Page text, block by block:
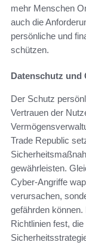
mehr Menschen
auch die
persönliche und
schützen.
Datenschutz und
Der Schutz
Vertrauen der
Trade Republic
gewährleisten.
Cyber-Angriffe
verursachen,
gefährden
Richtlinien fest,